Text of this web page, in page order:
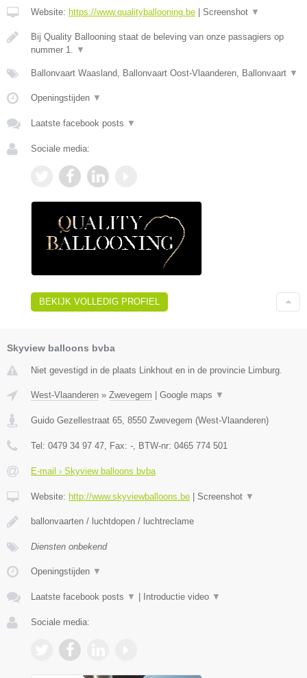
Website: https://www.qualityballooning.be Screenshot ▼
Bij Quality Ballooning staat de beleving van onze passagiers op
nummer 1. ▼
Ballonvaart Waasland, Ballonvaart Oost-Vlaanderen, Ballonvaart ▼
Openingstijden ▼
Laatste facebook posts ▼
Sociale media:
BEKIJK VOLLEDIG PROFIEL
Skyview balloons bvba
Niet gevestigd in de plaats Linkhout en in de provincie Limburg.
West-Vlaanderen » Zwevegem | Google maps ▼
Guido Gezellestraat 65 8550 Zwevegem (West-Vlaanderen)
Tel: 0479 34 97 47 , Fax: - , BTW-nr: 0465 774 501
E-mail › Skyview balloons bvba
Website: http://www.skyviewballoons.be | Screenshot ▼
ballonvaarten / luchtdopen / luchtreclame
Diensten onbekend
Openingstijden ▼
Laatste facebook posts ▼ | Introductie video ▼
Sociale media: